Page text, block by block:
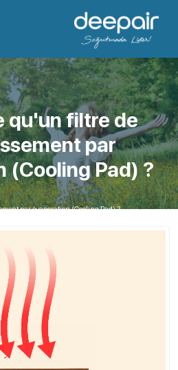
qu'un filtre de
par
(Cooling Pad) ?
par évaporation (Cooling Pad) ?